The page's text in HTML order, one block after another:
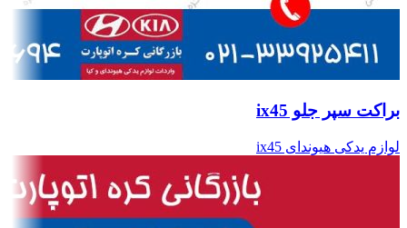
براکت سپر جلو ix45
لوازم یدکی هیوندای ix45